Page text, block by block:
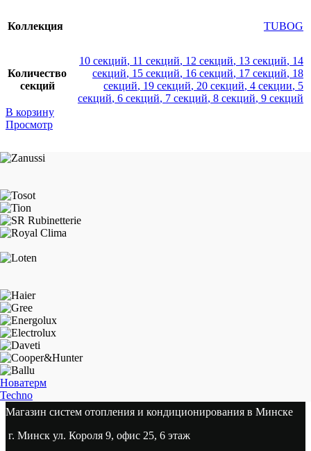
Коллекция TUBOG
Количество
секций
10 секций, 11 секций, 12 секций, 13 секций, 14
секций, 15 секций, 16 секций, 17 секций, 18
секций, 19 секций, 20 секций, 4 секции, 5
секций, 6 секций, 7 секций, 8 секций, 9 секций
В корзину
Просмотр
Новатерм
Techno
Магазин систем отопления и кондиционирования в Минске
г. Минск ул. Короля 9, офис 25, 6 этаж